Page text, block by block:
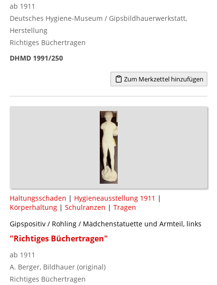
ab 1911
Deutsches Hygiene-Museum / Gipsbildhauerwerkstatt,
Herstellung
Richtiges Büchertragen
DHMD 1991/250
Zum Merkzettel hinzufügen
Haltungsschaden | Hygieneausstellung 1911 |
Körperhaltung | Schulranzen | Tragen
Gipspositiv / Rohling / Mädchenstatuette und Armteil, links
"Richtiges Büchertragen"
ab 1911
A. Berger, Bildhauer (original)
Richtiges Büchertragen